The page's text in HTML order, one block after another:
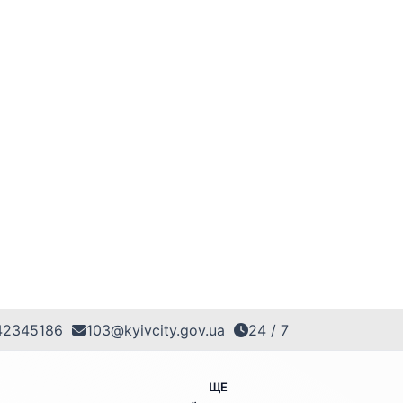
103@kyivcity.gov.ua 24 / 7
ЩЕ